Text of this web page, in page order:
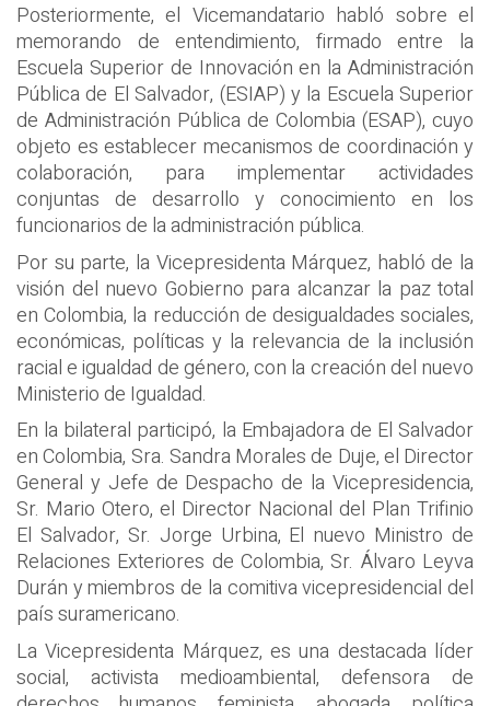
Posteriormente, el Vicemandatario habló sobre el
memorando de entendimiento, firmado entre la
Escuela Superior de Innovación en la Administración
Pública de El Salvador, (ESIAP) y la Escuela Superior
de Administración Pública de Colombia (ESAP), cuyo
objeto es establecer mecanismos de coordinación y
colaboración, para implementar actividades
conjuntas de desarrollo y conocimiento en los
funcionarios de la administración pública.
Por su parte, la Vicepresidenta Márquez, habló de la
visión del nuevo Gobierno para alcanzar la paz total
en Colombia, la reducción de desigualdades sociales,
económicas, políticas y la relevancia de la inclusión
racial e igualdad de género, con la creación del nuevo
Ministerio de Igualdad.
En la bilateral participó, la Embajadora de El Salvador
en Colombia, Sra. Sandra Morales de Duje, el Director
General y Jefe de Despacho de la Vicepresidencia,
Sr. Mario Otero, el Director Nacional del Plan Trifinio
El Salvador, Sr. Jorge Urbina, El nuevo Ministro de
Relaciones Exteriores de Colombia, Sr. Álvaro Leyva
Durán y miembros de la comitiva vicepresidencial del
país suramericano.
La Vicepresidenta Márquez, es una destacada líder
social, activista medioambiental, defensora de